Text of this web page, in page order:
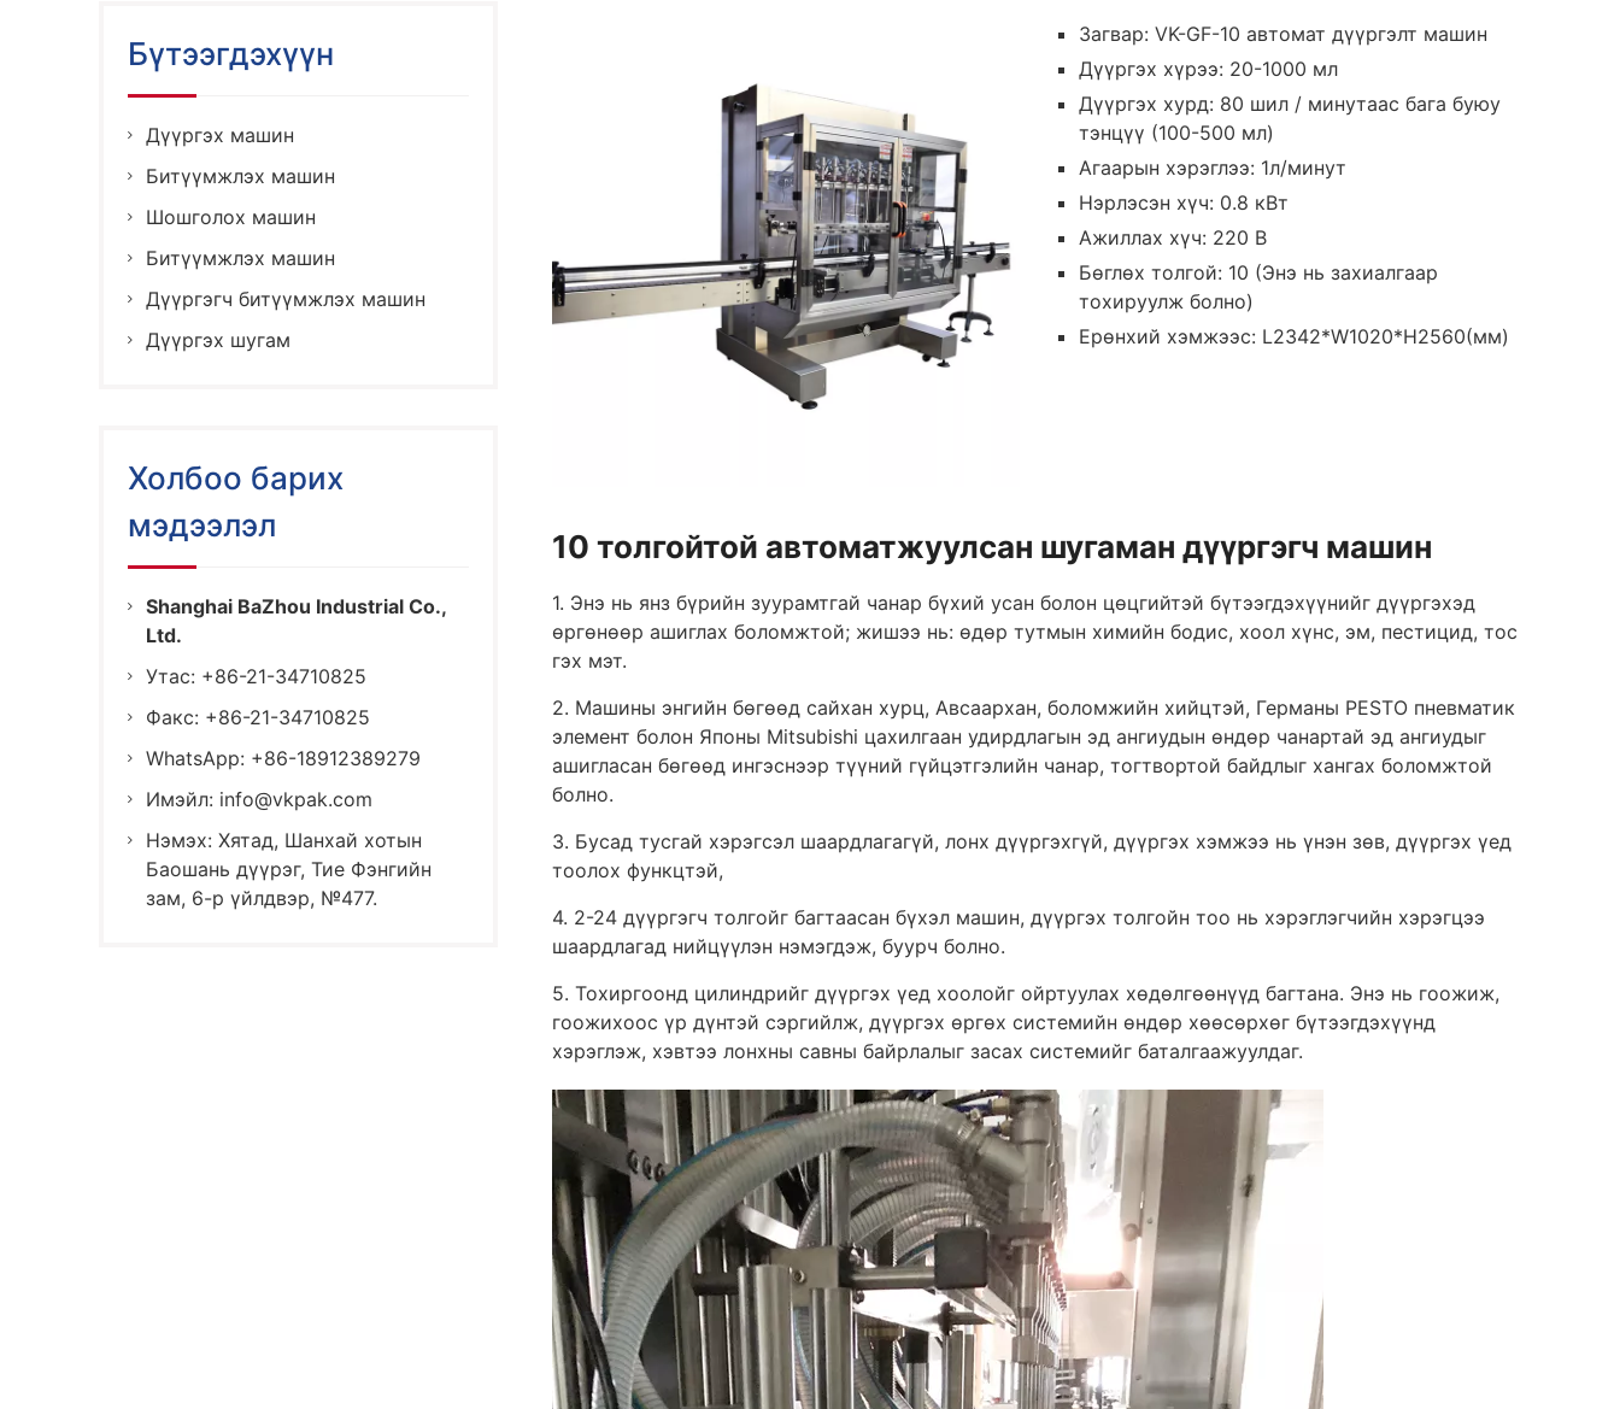
Загвар: VK-GF-10 автомат дүүргэлт машин
Дүүргэх хүрээ: 20-1000 мл
Дүүргэх хурд: 80 шил / минутаас бага буюу
тэнцүү (100-500 мл)
Агаарын хэрэглээ: 1л/минут
Нэрлэсэн хүч: 0.8 кВт
Ажиллах хүч: 220 В
Бөглөх толгой: 10 (Энэ нь захиалгаар
тохируулж болно)
Ерөнхий хэмжээс: L2342*W1020*H2560(мм)
10 толгойтой автоматжуулсан шугаман дүүргэгч машин
1. Энэ нь янз бүрийн зуурамтгай чанар бүхий усан болон цөцгийтэй бүтээгдэхүүнийг дүүргэхэд
өргөнөөр ашиглах боломжтой; жишээ нь: өдөр тутмын химийн бодис, хоол хүнс, эм, пестицид, тос
гэх мэт.
2. Машины энгийн бөгөөд сайхан хурц, Авсаархан, боломжийн хийцтэй, Германы PESTO пневматик
элемент болон Японы Mitsubishi цахилгаан удирдлагын эд ангиудын өндөр чанартай эд ангиудыг
ашигласан бөгөөд ингэснээр түүний гүйцэтгэлийн чанар, тогтвортой байдлыг хангах боломжтой
болно.
3. Бусад тусгай хэрэгсэл шаардлагагүй, лонх дүүргэхгүй, дүүргэх хэмжээ нь үнэн зөв, дүүргэх үед
тоолох функцтэй,
4. 2-24 дүүргэгч толгойг багтаасан бүхэл машин, дүүргэх толгойн тоо нь хэрэглэгчийн хэрэгцээ
шаардлагад нийцүүлэн нэмэгдэж, буурч болно.
5. Тохиргоонд цилиндрийг дүүргэх үед хоолойг ойртуулах хөдөлгөөнүүд багтана. Энэ нь гоожиж,
гоожихоос үр дүнтэй сэргийлж, дүүргэх өргөх системийн өндөр хөөсөрхөг бүтээгдэхүүнд
хэрэглэж, хэвтээ лонхны савны байрлалыг засах системийг баталгаажуулдаг.
Бүтээгдэхүүн
Дүүргэх машин
Битүүмжлэх машин
Шошголох машин
Битүүмжлэх машин
Дүүргэгч битүүмжлэх машин
Дүүргэх шугам
Холбоо барих
мэдээлэл
Shanghai BaZhou Industrial Co.,
Ltd.
Утас: +86-21-34710825
Факс: +86-21-34710825
WhatsApp: +86-18912389279
Имэйл: info@vkpak.com
Нэмэх: Хятад, Шанхай хотын
Баошань дүүрэг, Тие Фэнгийн
зам, 6-р үйлдвэр, №477.